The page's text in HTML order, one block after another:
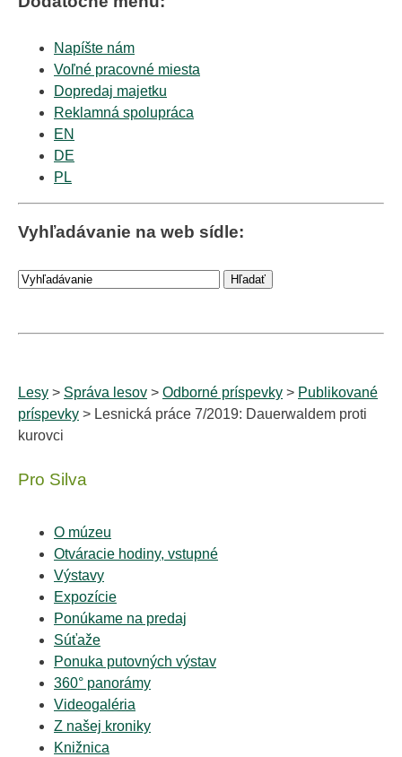
Napíšte nám
Voľné pracovné miesta
Dopredaj majetku
Reklamná spolupráca
EN
DE
PL
Vyhľadávanie na web sídle:
Lesy > Správa lesov > Odborné príspevky > Publikované
príspevky > Lesnická práce 7/2019: Dauerwaldem proti
kurovci
Pro Silva
O múzeu
Otváracie hodiny, vstupné
Výstavy
Expozície
Ponúkame na predaj
Súťaže
Ponuka putovných výstav
360° panorámy
Videogaléria
Z našej kroniky
Knižnica